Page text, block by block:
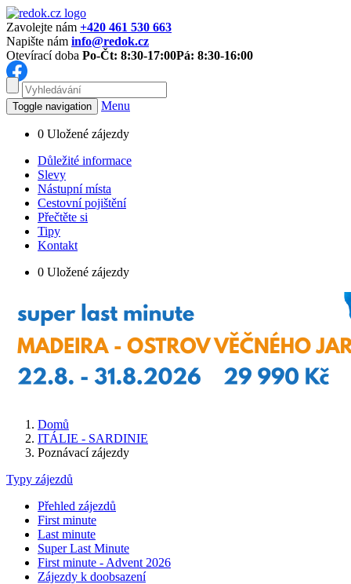
Zavolejte nám +420 461 530 663
Napište nám info@redok.cz
Otevírací doba Po-Čt: 8:30-17:00Pá: 8:30-16:00
Toggle navigation Menu
0 Uložené zájezdy
Důležité informace
Slevy
Nástupní místa
Cestovní pojištění
Přečtěte si
Tipy
Kontakt
0 Uložené zájezdy
Domů
ITÁLIE - SARDINIE
Poznávací zájezdy
Typy zájezdů
Přehled zájezdů
First minute
Last minute
Super Last Minute
First minute - Advent 2026
Zájezdy k doobsazení